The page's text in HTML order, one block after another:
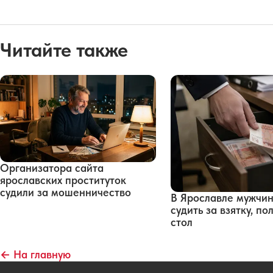
Читайте также
Организатора сайта
ярославских проституток
судили за мошенничество
В Ярославле
судить за взятку,
стол
← На главную